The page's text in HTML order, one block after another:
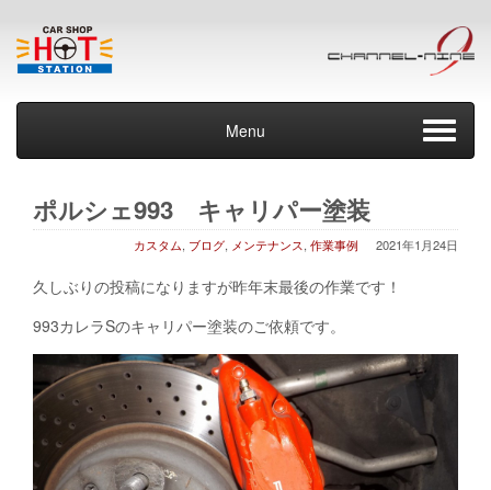
Menu
ポルシェ993 キャリパー塗装
2021年1月24日
カスタム, ブログ, メンテナンス, 作業事例
久しぶりの投稿になりますが昨年末最後の作業です！
993カレラSのキャリパー塗装のご依頼です。